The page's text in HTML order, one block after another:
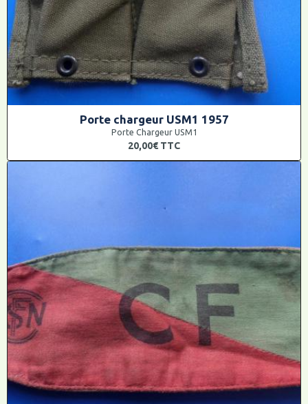
Porte chargeur USM1 1957
Porte Chargeur USM1
20,00€ TTC